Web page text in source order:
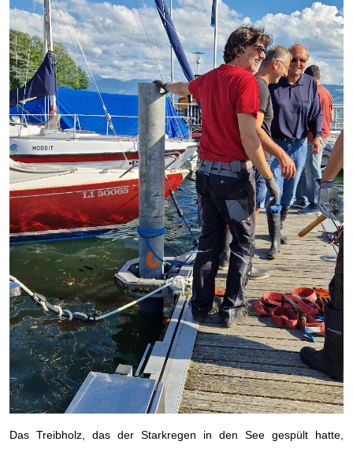
Das Treibholz, das der Starkregen in den See gespült hatte,